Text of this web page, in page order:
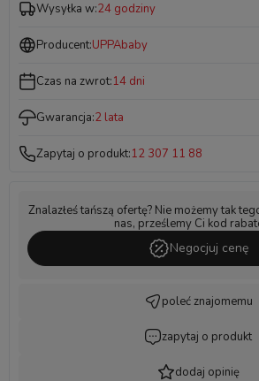
Wysyłka w:24 godziny
Producent:UPPAbaby
Czas na zwrot:14 dni
Gwarancja:2 lata
Zapytaj o produkt:12 307 11 88
Znalazłeś tańszą ofertę? Nie możemy tak
nas, prześlemy Ci kod
Negocjuj cenę
poleć znajomemu
zapytaj o produkt
dodaj opinię